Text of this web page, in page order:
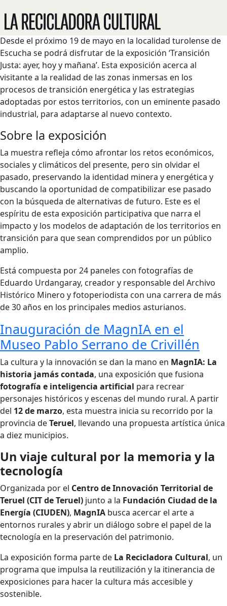
‘Transición Justa: ayer, hoy y mañana’’
Desde el próximo 19 de mayo en la localidad turolense de
Escucha se podrá disfrutar de la exposición ‘Transición
Justa: ayer, hoy y mañana’. Esta exposición acerca al
visitante a la realidad de las zonas inmersas en los
procesos de transición energética y las estrategias
adoptadas por estos territorios, con un eminente pasado
industrial, para adaptarse al nuevo contexto.
Sobre la exposición
La muestra refleja cómo afrontar los retos económicos,
sociales y climáticos del presente, pero sin olvidar el
pasado, preservando la identidad minera y energética y
buscando la oportunidad de compatibilizar ese pasado
con la búsqueda de alternativas de futuro. Este es el
espíritu de esta exposición participativa que narra el
impacto y los modelos de adaptación de los territorios en
transición para que sean comprendidos por un público
amplio.
Está compuesta por 24 paneles con fotografías de
Eduardo Urdangaray, creador y responsable del Archivo
Histórico Minero y fotoperiodista con una carrera de más
de 30 años en los principales medios asturianos.
Inauguración de MagnIA en el
Museo Pablo Serrano de Crivillén
La cultura y la innovación se dan la mano en MagnIA: La
historia jamás contada, una exposición que fusiona
fotografía e inteligencia artificial para recrear
personajes históricos y escenas del mundo rural. A partir
del 12 de marzo, esta muestra inicia su recorrido por la
provincia deTeruel, llevando una propuesta artística única
a diez municipios.
Un viaje cultural por la memoria y la
tecnología
Organizada por el Centro de Innovación Territorial de
Teruel (CIT de Teruel) junto a la Fundación Ciudad de la
Energía (CIUDEN), MagnIA busca acercar el arte a
entornos rurales y abrir un diálogo sobre el papel de la
tecnología en la preservación del patrimonio.
La exposición forma parte de La Recicladora Cultural, un
programa que impulsa la reutilización y la itinerancia de
exposiciones para hacer la cultura más accesible y
sostenible.